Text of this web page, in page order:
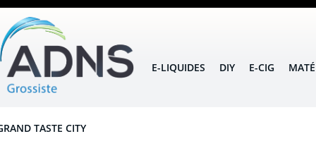
E-LIQUIDES DIY E-CIG
TASTE CITY